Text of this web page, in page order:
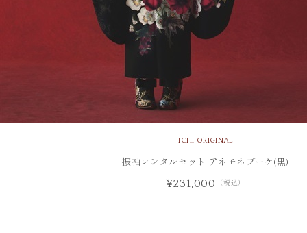
ICHI ORIGINAL
振袖レンタルセット アネモネブーケ(黒)
¥231,000 （税込）